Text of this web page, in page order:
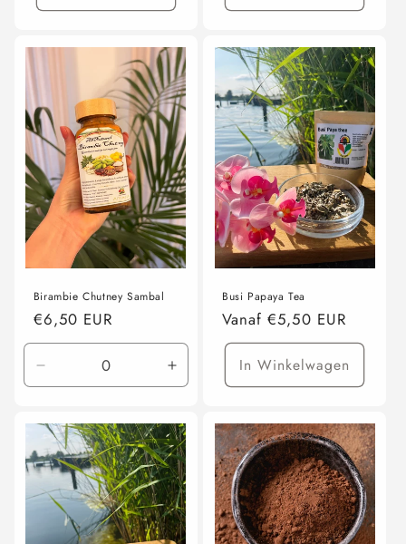
Birambie Chutney Sambal
Normale
prijs
€6,50 EUR
verlagen
200
ml
Aantal
verhogen
200
ml
Busi Papaya Tea
Normale
prijs
Vanaf €5,50 EUR
In Winkelwagen